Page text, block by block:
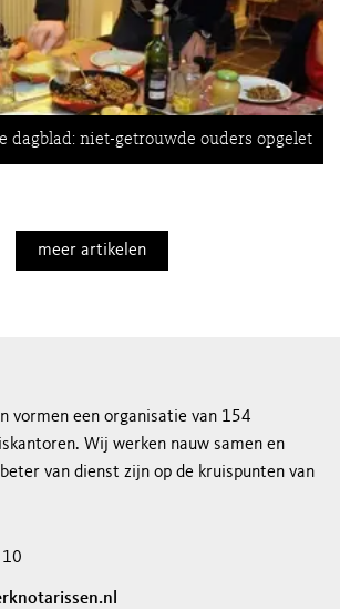
dagblad: niet-getrouwde ouders opgelet
meer artikelen
vormen een organisatie van 154
Wij werken nauw samen en
van dienst zijn op de kruispunten van